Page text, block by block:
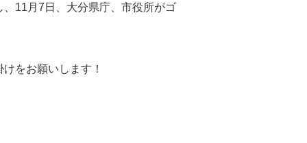
11月7日、大分県庁、市役所がゴ
をお願いします！